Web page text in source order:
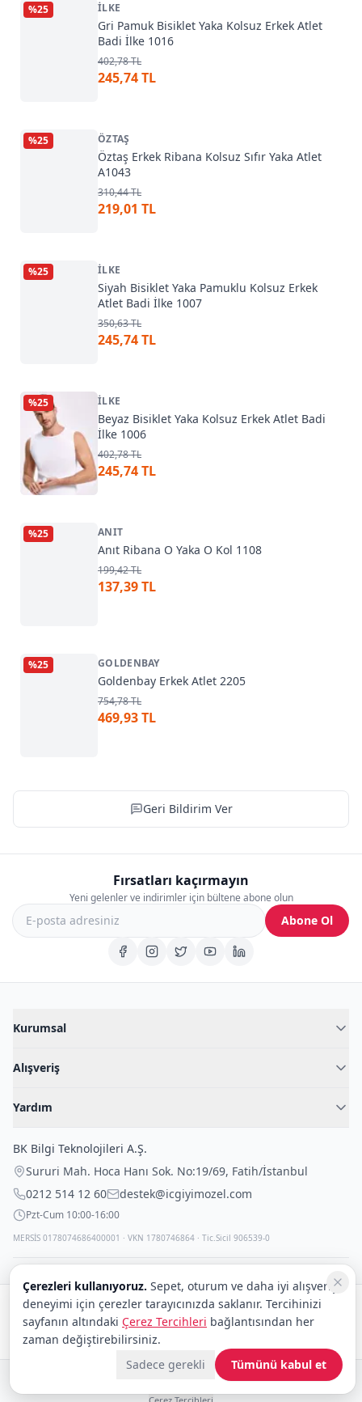
%25 İLKE
Gri Pamuk Bisiklet Yaka Kolsuz Erkek Atlet
Badi İlke 1016
402,78 TL
245,74 TL
%25 ÖZTAŞ
Öztaş Erkek Ribana Kolsuz Sıfır Yaka Atlet
A1043
310,44 TL
219,01 TL
%25 İLKE
Siyah Bisiklet Yaka Pamuklu Kolsuz Erkek
Atlet Badi İlke 1007
350,63 TL
245,74 TL
%25 İLKE
Beyaz Bisiklet Yaka Kolsuz Erkek Atlet Badi
İlke 1006
402,78 TL
245,74 TL
%25 ANIT
Anıt Ribana O Yaka O Kol 1108
199,42 TL
137,39 TL
%25 GOLDENBAY
Goldenbay Erkek Atlet 2205
754,78 TL
469,93 TL
Geri Bildirim Ver
Fırsatları kaçırmayın
Yeni gelenler ve indirimler için bültene abone olun
Abone Ol
Kurumsal
Blog
İç Giyim Rehberi
Alışveriş
Fantazi İç Giyim
Çocuk İç Giyim
Outlet Fırsatları
Yardım
İade Politikası
Gizli Paketleme
BK Bilgi Teknolojileri A.Ş.
Sururi Mah. Hoca Hanı Sok. No:19/69, Fatih/İstanbul
0212 514 12 60
destek@icgiyimozel.com
Pzt-Cum 10:00-16:00
MERSİS 0178074686400001 · VKN 1780746864 · Tic.Sicil 906539-0
Güvenli alışveriş:
Kargo:
© 2008–2026 BK Bilgi Teknolojileri ve Ticaret A.Ş.
Çerezleri kullanıyoruz. Sepet, oturum ve daha iyi alışveriş
deneyimi için çerezler tarayıcınızda saklanır. Tercihinizi
sayfanın altındaki Çerez Tercihleri bağlantısından her
zaman değiştirebilirsiniz.
Sadece gerekli
Tümünü kabul et